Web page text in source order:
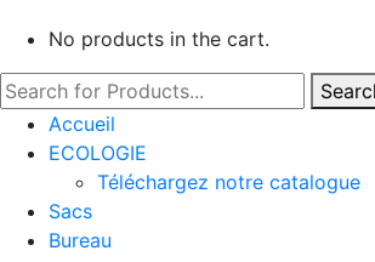
No products in the cart.
Accueil
ECOLOGIE
Téléchargez notre catalogue
Sacs
Bureau